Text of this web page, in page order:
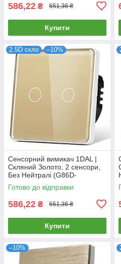
586,22 ₴ 651,36 ₴
Купити
2.5D скло –10%
Сенсорний вимикач 1DAL |
Скляний Золото, 2 сенсори,
Без Нейтралі (G86D-
SW2G.SL.GD)
Готово до відправки
586,22 ₴ 651,36 ₴
Купити
–10%